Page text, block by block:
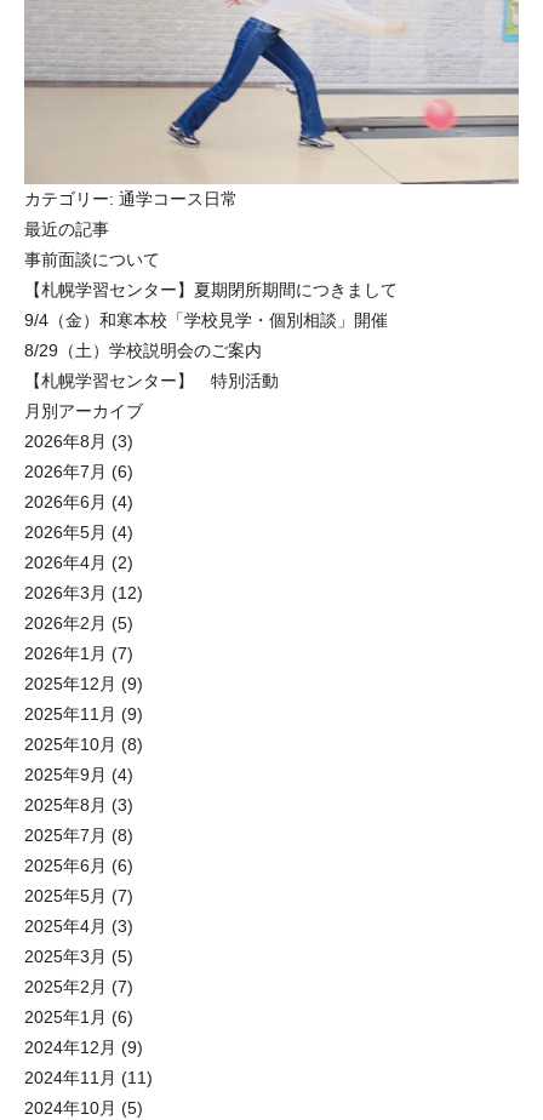
カテゴリー: 通学コース日常
最近の記事
事前面談について
【札幌学習センター】夏期閉所期間につきまして
9/4（金）和寒本校「学校見学・個別相談」開催
8/29（土）学校説明会のご案内
【札幌学習センター】 特別活動
月別アーカイブ
2026年8月 (3)
2026年7月 (6)
2026年6月 (4)
2026年5月 (4)
2026年4月 (2)
2026年3月 (12)
2026年2月 (5)
2026年1月 (7)
2025年12月 (9)
2025年11月 (9)
2025年10月 (8)
2025年9月 (4)
2025年8月 (3)
2025年7月 (8)
2025年6月 (6)
2025年5月 (7)
2025年4月 (3)
2025年3月 (5)
2025年2月 (7)
2025年1月 (6)
2024年12月 (9)
2024年11月 (11)
2024年10月 (5)